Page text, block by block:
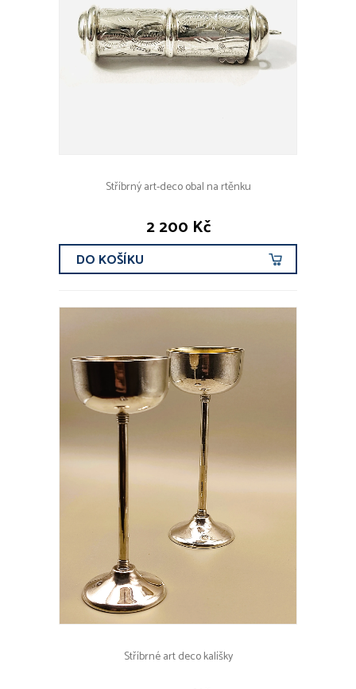
Stříbrný art-deco obal na rtěnku
2 200 Kč
DO KOŠÍKU
Stříbrné art deco kalíšky